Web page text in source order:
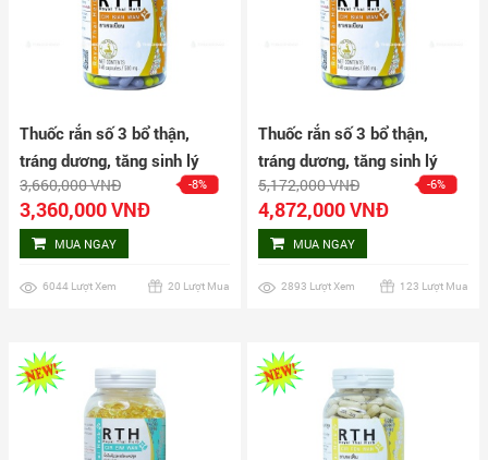
Thuốc rắn số 3 bổ thận,
tráng dương, tăng sinh lý
nam Cir Bian Wan hộp 160
viên
3,660,000 VNĐ -8%
3,360,000 VNĐ
MUA NGAY
6044 Lượt Xem 20 Lượt Mua
Thuốc rắn số 3 bổ thận,
tráng dương, tăng sinh lý
nam Cir Bian Wan hộp 240
viên
5,172,000 VNĐ -6%
4,872,000 VNĐ
MUA NGAY
2893 Lượt Xem 123 Lượt Mua